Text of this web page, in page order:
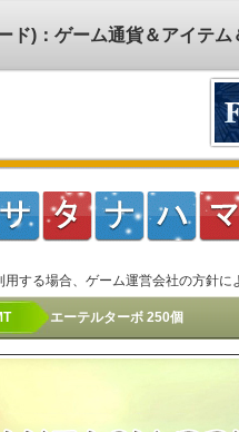
ド)：ゲーム通貨＆アイテ
する場合、ゲーム運営会社の方針
エーテルターボ 250個